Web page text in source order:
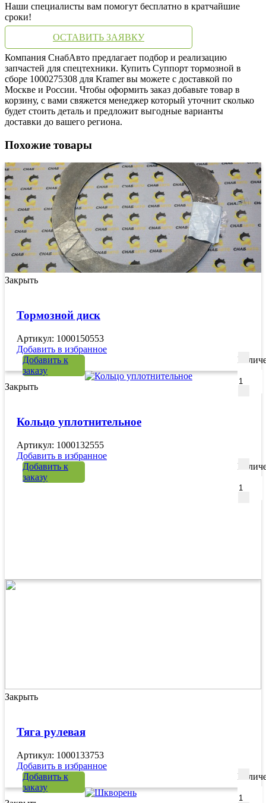
Наши специалисты вам помогут бесплатно в кратчайшие
сроки!
ОСТАВИТЬ ЗАЯВКУ
Компания СнабАвто предлагает подбор и реализацию
запчастей для спецтехники. Купить Суппорт тормозной в
сборе 1000275308 для Kramer вы можете с доставкой по
Москве и России. Чтобы оформить заказ добавьте товар в
корзину, с вами свяжется менеджер который уточнит сколько
будет стоить деталь и предложит выгодные варианты
доставки до вашего региона.
Похожие товары
Закрыть
Тормозной диск
Артикул: 1000150553
Добавить в избранное
Добавить к
заказу
Закрыть
Кольцо уплотнительное
Артикул: 1000132555
Добавить в избранное
Добавить к
заказу
Закрыть
Тяга рулевая
Артикул: 1000133753
Добавить в избранное
Добавить к
заказу